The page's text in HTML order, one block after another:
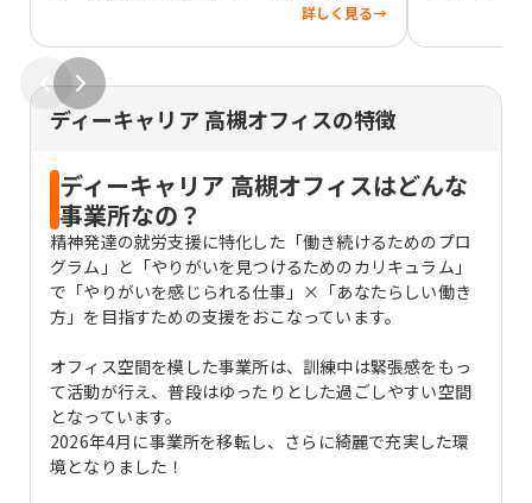
所」「大阪商工会議所」「同友会」に所
属し関西にて幅広い企業人脈を持つ。
「皆様のチカラになります」 資格：PHP
認定ビジネスコーチ 米国NLP認定マスタ
ープラクティショナー
詳しく見る→
伺いし、一
みの解決策
ディーキャリア 高槻オフィスの特徴
ディーキャリア 高槻オフィスはどんな
事業所なの？
精神発達の就労支援に特化した「働き続けるためのプロ
グラム」と「やりがいを見つけるためのカリキュラム」
で「やりがいを感じられる仕事」×「あなたらしい働き
方」を目指すための支援をおこなっています。
オフィス空間を模した事業所は、訓練中は緊張感をもっ
て活動が行え、普段はゆったりとした過ごしやすい空間
となっています。
2026年4月に事業所を移転し、さらに綺麗で充実した環
境となりました！